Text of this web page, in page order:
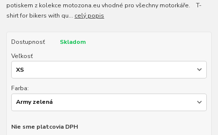
potiskem z kolekce motozona.eu vhodné pro všechny motorkáře. T-
shirt for bikers with qu... celý popis
Dostupnosť
Skladom
Veľkosť
Farba:
Nie sme platcovia DPH